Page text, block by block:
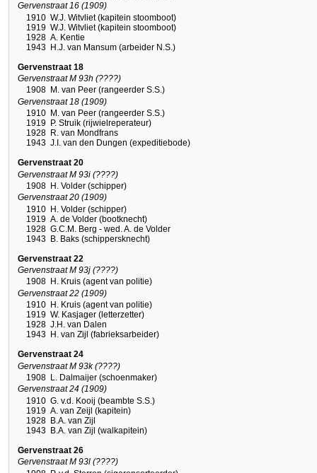
Gervenstraat 16 (1909)
1910 W.J. Witvliet (kapitein stoomboot)
1919 W.J. Witvliet (kapitein stoomboot)
1928 A. Kentie
1943 H.J. van Mansum (arbeider N.S.)
Gervenstraat 18
Gervenstraat M 93h (????)
1908 M. van Peer (rangeerder S.S.)
Gervenstraat 18 (1909)
1910 M. van Peer (rangeerder S.S.)
1919 P. Struik (rijwielreperateur)
1928 R. van Mondfrans
1943 J.I. van den Dungen (expeditiebode)
Gervenstraat 20
Gervenstraat M 93i (????)
1908 H. Volder (schipper)
Gervenstraat 20 (1909)
1910 H. Volder (schipper)
1919 A. de Volder (bootknecht)
1928 G.C.M. Berg - wed. A. de Volder
1943 B. Baks (schippersknecht)
Gervenstraat 22
Gervenstraat M 93j (????)
1908 H. Kruis (agent van politie)
Gervenstraat 22 (1909)
1910 H. Kruis (agent van politie)
1919 W. Kasjager (letterzetter)
1928 J.H. van Dalen
1943 H. van Zijl (fabrieksarbeider)
Gervenstraat 24
Gervenstraat M 93k (????)
1908 L. Dalmaijer (schoenmaker)
Gervenstraat 24 (1909)
1910 G. v.d. Kooij (beambte S.S.)
1919 A. van Zeijl (kapitein)
1928 B.A. van Zijl
1943 B.A. van Zijl (walkapitein)
Gervenstraat 26
Gervenstraat M 93l (????)